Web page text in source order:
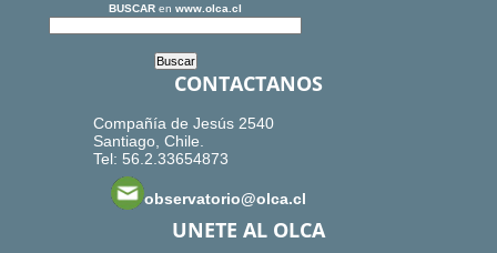
BUSCAR en www.olca.cl
CONTACTANOS
Compañía de Jesús 2540
Santiago, Chile.
Tel: 56.2.33654873
observatorio@olca.cl
UNETE AL OLCA